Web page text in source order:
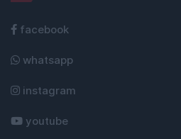
facebook
whatsapp
instagram
youtube